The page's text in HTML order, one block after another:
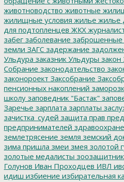
животноводство животные
жилищные условия жилье жилье
для подтопленцев ЖКХ
забег заболевание заброшенные
земли ЗАГС задержание
Ульдура заказник Ульдуры закон
Собрание законодательство
законороект Заксобрание
пенсионных накоплений
школу заповедник "Бастак"
Заречье зарплата зарплаты
зачистка_судей защита прав
предпринимателей
землетрясение земля земский
зима пришла змеи змея золотой
золотые медалисты
Голунов Иван Проходцев ИВЛ
идиш избиение избирательная